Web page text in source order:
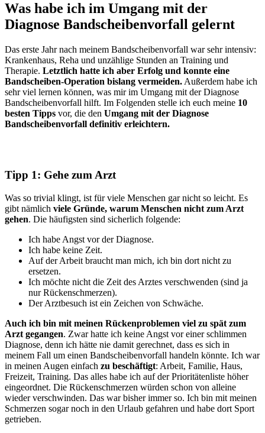
Was habe ich im Umgang mit der
Diagnose Bandscheibenvorfall gelernt
Das erste Jahr nach meinem Bandscheibenvorfall war sehr intensiv:
Krankenhaus, Reha und unzählige Stunden an Training und
Therapie. Letztlich hatte ich aber Erfolg und konnte eine
Bandscheiben-Operation bislang vermeiden. Außerdem habe ich
sehr viel lernen können, was mir im Umgang mit der Diagnose
Bandscheibenvorfall hilft. Im Folgenden stelle ich euch meine 10
besten Tipps vor, die den Umgang mit der Diagnose
Bandscheibenvorfall definitiv erleichtern.
Tipp 1: Gehe zum Arzt
Was so trivial klingt, ist für viele Menschen gar nicht so leicht. Es
gibt nämlich viele Gründe, warum Menschen nicht zum Arzt
gehen. Die häufigsten sind sicherlich folgende:
Ich habe Angst vor der Diagnose.
Ich habe keine Zeit.
Auf der Arbeit braucht man mich, ich bin dort nicht zu
ersetzen.
Ich möchte nicht die Zeit des Arztes verschwenden (sind ja
nur Rückenschmerzen).
Der Arztbesuch ist ein Zeichen von Schwäche.
Auch ich bin mit meinen Rückenproblemen viel zu spät zum
Arzt gegangen. Zwar hatte ich keine Angst vor einer schlimmen
Diagnose, denn ich hätte nie damit gerechnet, dass es sich in
meinem Fall um einen Bandscheibenvorfall handeln könnte. Ich war
in meinen Augen einfach zu beschäftigt: Arbeit, Familie, Haus,
Freizeit, Training. Das alles habe ich auf der Prioritätenliste höher
eingeordnet. Die Rückenschmerzen würden schon von alleine
wieder verschwinden. Das war bisher immer so. Ich bin mit meinen
Schmerzen sogar noch in den Urlaub gefahren und habe dort Sport
getrieben.